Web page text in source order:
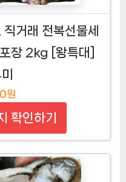
거래 전복선물세
장 2kg [왕특대]
원
확인하기